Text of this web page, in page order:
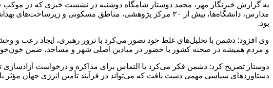
به گزارش خبرنگار مهر، محمد دوستار شامگاه دوشنبه در نشست خبری که در
مدارس، دانشگاه‌ها، بیش از ۳۰ مرکز پژوهشی، مناطق مسکونی
بود.
و مردم همیشه در صحنه کشور با حضور در میادین اصلی شهر و مساجد، ضمن
دوستار تصریح کرد: دشمن فکر می‌کرد با التماس برای مذاکره و درخواست آزادسازی
دستاوردهای سیاسی مهمی دست یافت که می‌تواند در فرآیند تأمین انرژی جهان مؤثر